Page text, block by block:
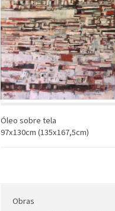
Óleo sobre tela
97x130cm (135x167,5cm)
Obras